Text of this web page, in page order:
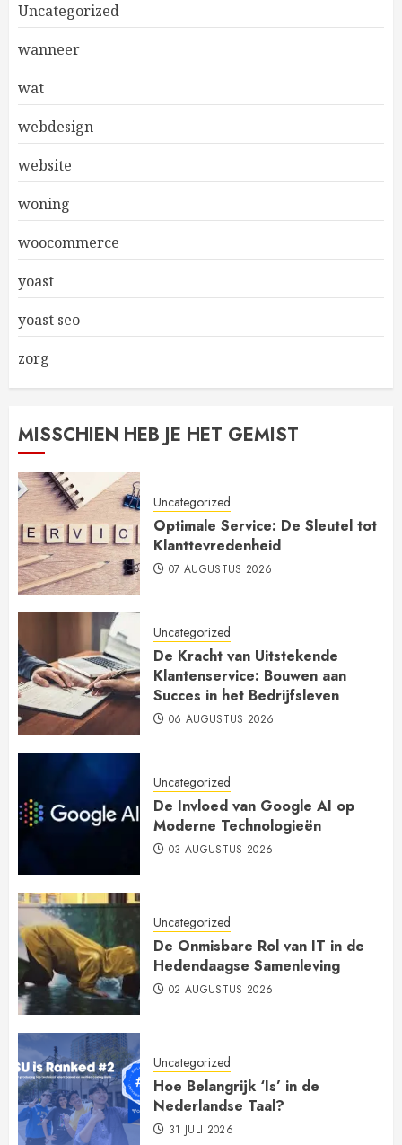
Uncategorized
wanneer
wat
webdesign
website
woning
woocommerce
yoast
yoast seo
zorg
MISSCHIEN HEB JE HET GEMIST
Uncategorized
Optimale Service: De Sleutel tot
Klanttevredenheid
07 AUGUSTUS 2026
Uncategorized
De Kracht van Uitstekende
Klantenservice: Bouwen aan
Succes in het Bedrijfsleven
06 AUGUSTUS 2026
Uncategorized
De Invloed van Google AI op
Moderne Technologieën
03 AUGUSTUS 2026
Uncategorized
De Onmisbare Rol van IT in de
Hedendaagse Samenleving
02 AUGUSTUS 2026
Uncategorized
Hoe Belangrijk ‘Is’ in de
Nederlandse Taal?
31 JULI 2026